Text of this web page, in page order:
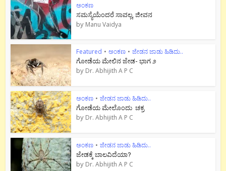
ಅಂಕಣ
ಸಮಸ್ಯೆಯೆಂದರೆ ಸಾವಲ್ಲ, ಜೀವನ
by Manu Vaidya
Featured • ಅಂಕಣ • ಜೇಡನ ಜಾಡು ಹಿಡಿದು..
ಗೋಡೆಯ ಮೇಲಿನ ಜೇಡ- ಭಾಗ ೨
by Dr. Abhijith A P C
ಅಂಕಣ • ಜೇಡನ ಜಾಡು ಹಿಡಿದು..
ಗೋಡೆಯ ಮೇಲೊಂದು ಚಕ್ರ
by Dr. Abhijith A P C
ಅಂಕಣ • ಜೇಡನ ಜಾಡು ಹಿಡಿದು..
ಜೇಡಕ್ಕೆ ಬಾಲವಿದೆಯಾ?
by Dr. Abhijith A P C